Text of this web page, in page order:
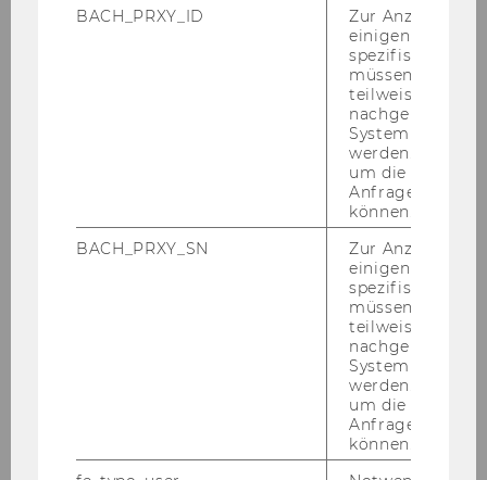
npoNewsletter 1/2023
npoNewsletter 1/2022
BACH_PRXY_ID
Zur Anzeige von
einigen WU-
spezifischen
müssen
teilweise von
nachgelagerten
System
werden.
um die Antwort
Anfrage
können.
BACH_PRXY_SN
Zur Anzeige von
einigen WU-
spezifischen
müssen
teilweise von
nachgelagerten
System
werden.
um die Antwort
Anfrage
können.